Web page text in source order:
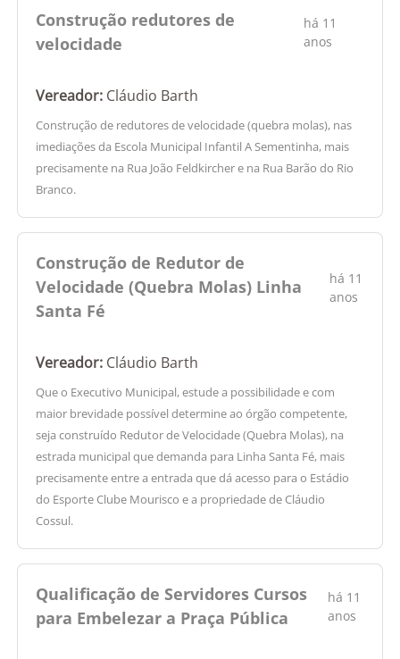
Construção redutores de
velocidade
há 11
anos
Vereador: Cláudio Barth
Construção de redutores de velocidade (quebra molas), nas
imediações da Escola Municipal Infantil A Sementinha, mais
precisamente na Rua João Feldkircher e na Rua Barão do Rio
Branco.
Construção de Redutor de
Velocidade (Quebra Molas) Linha
Santa Fé
há 11
anos
Vereador: Cláudio Barth
Que o Executivo Municipal, estude a possibilidade e com
maior brevidade possível determine ao órgão competente,
seja construído Redutor de Velocidade (Quebra Molas), na
estrada municipal que demanda para Linha Santa Fé, mais
precisamente entre a entrada que dá acesso para o Estádio
do Esporte Clube Mourisco e a propriedade de Cláudio
Cossul.
Qualificação de Servidores Cursos
para Embelezar a Praça Pública
há 11
anos